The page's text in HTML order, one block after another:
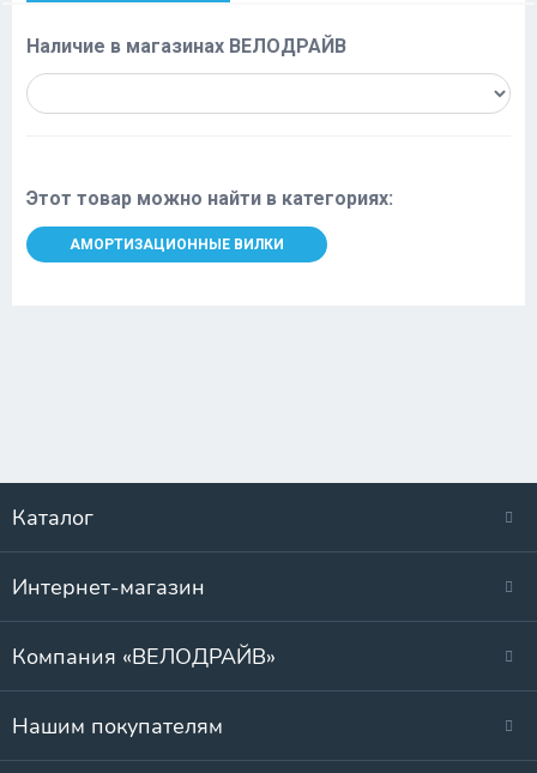
Наличие в магазинах ВЕЛОДРАЙВ
Этот товар можно найти в категориях:
АМОРТИЗАЦИОННЫЕ ВИЛКИ
Каталог
Интернет-магазин
Компания «ВЕЛОДРАЙВ»
Нашим покупателям